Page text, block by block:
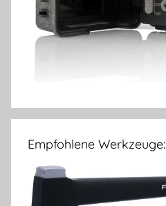
Empfohlene Werkzeuge: